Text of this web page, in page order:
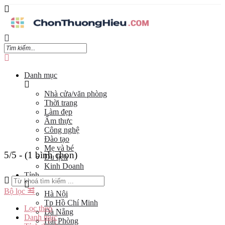
Danh mục
Nhà cửa/văn phòng
Thời trang
Làm đẹp
Ẩm thực
Công nghệ
Đào tạo
Mẹ và bé
Du lịch
Kinh Doanh
Tỉnh
Hà Nội
Tp Hồ Chí Minh
Đà Nẵng
Hải Phòng
5/5 - (1 bình chọn)
Bộ lọc
Lọc theo
Danh mục